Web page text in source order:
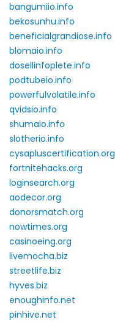
bangumiio.info
bekosunhu.info
beneficialgrandiose.info
blomaio.info
dosellinfoplete.info
podtubeio.info
powerfulvolatile.info
qvidsio.info
shumaio.info
slotherio.info
cysapluscertification.org
fortnitehacks.org
loginsearch.org
aodecor.org
donorsmatch.org
nowtimes.org
casinoeing.org
livemocha.biz
streetlife.biz
hyves.biz
enoughinfo.net
pinhive.net